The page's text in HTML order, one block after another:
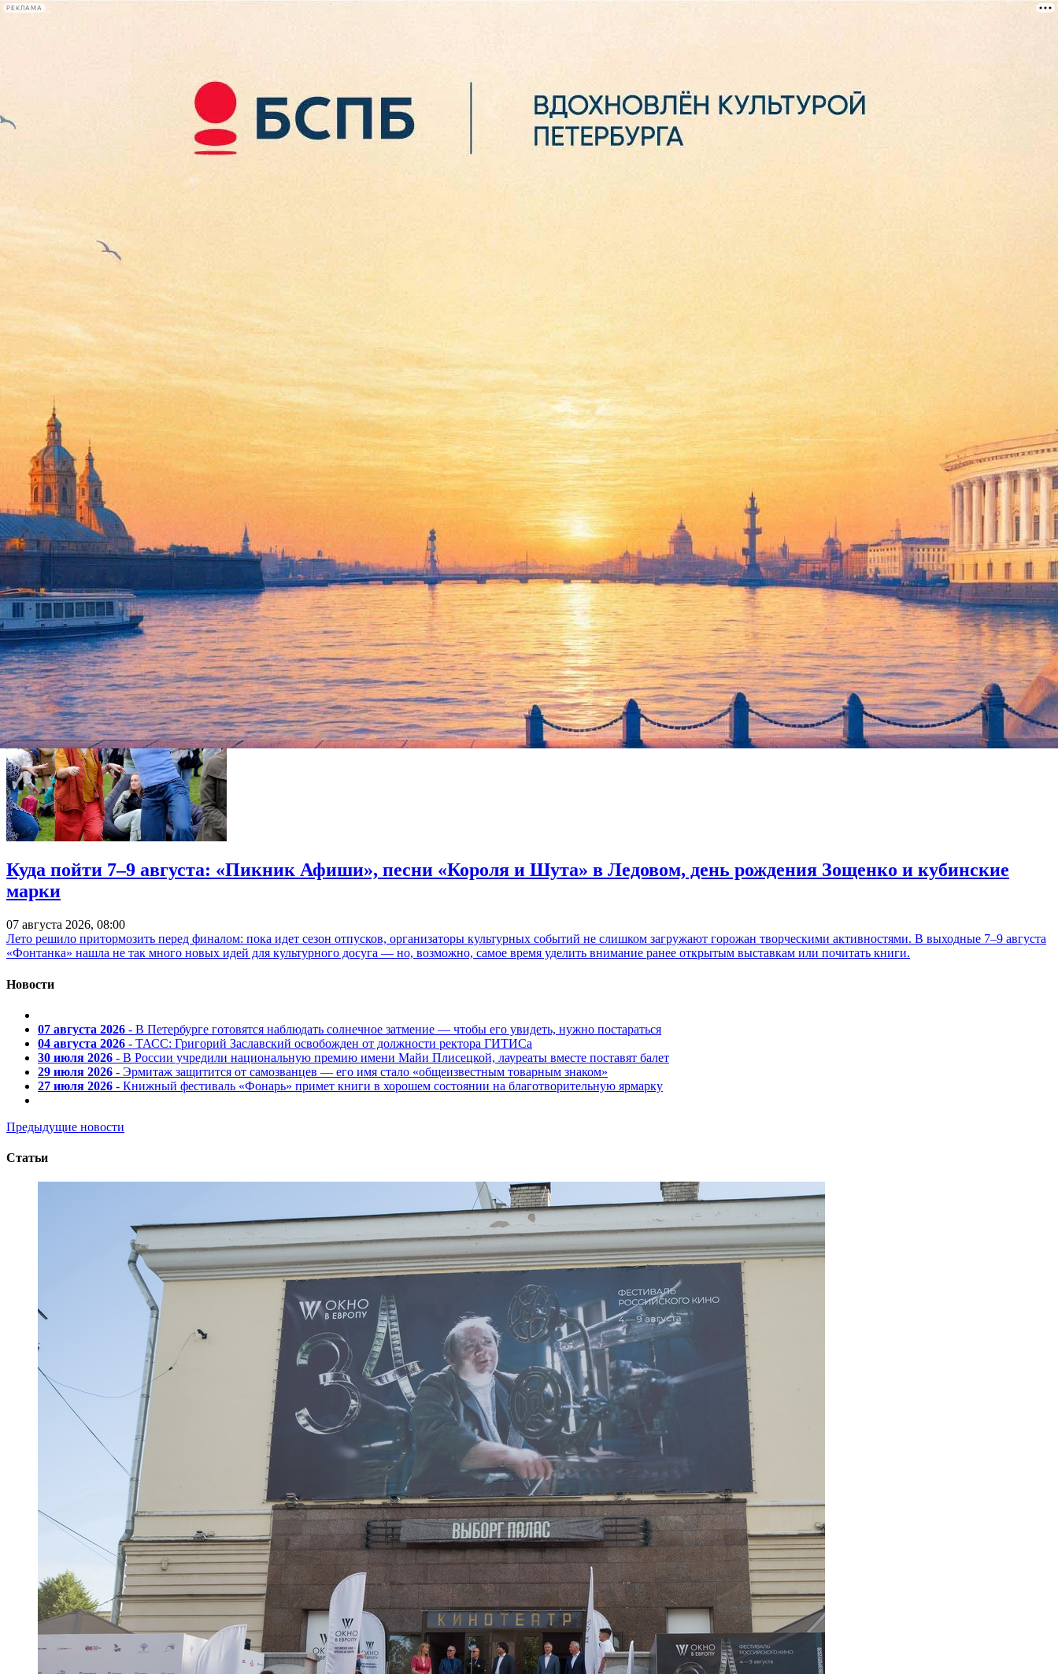
РЕКЛАМА
лекции
книги
"Битва за Севастополь" стала лидером российского проката по сборам
06 апреля 2015,
Российско-украинская лента "Битва за Севастополь", рассказывающая о судьбе легендарного снайпера времен Второй Мировой Людмилы Павличенко, убившей 309 фашистов, заработала за
минувший уик-энд 3,26 миллиона долларов и стала лидером по кассовым сборам. Напомним, что бюджет фильма составил 124 миллиона рублей в ценах 2012 года, на российский экран
вышло 2000 копий, еще 300 копий демонстрируется на Украине.
На втором месте оказалась комедия Таира Мамедова "Женщины против мужчин", ее сборы за минувшие выходные составляют 1,49 миллиона долларов (всего около 1,66 миллиона долларов).
Замыкает тройку лидеров фильм "Призрак", главную роль в котором исполнил Федор Бондарчук: в минувшие выходные лента заработала 1,39 миллиона долларов (всего 5,43 миллиона),
сообщаетРИА Новости.
Куда пойти 7–9 августа: «Пикник Афиши», песни «Короля и Шута» в Ледовом, день рождения Зощенко и кубинские
марки
07 августа 2026, 08:00
Лето решило притормозить перед финалом: пока идет сезон отпусков, организаторы культурных событий не слишком загружают горожан творческими активностями. В выходные 7–9 августа
«Фонтанка» нашла не так много новых идей для культурного досуга — но, возможно, самое время уделить внимание ранее открытым выставкам или почитать книги.
Новости
07 августа 2026 - В Петербурге готовятся наблюдать солнечное затмение — чтобы его увидеть, нужно постараться
04 августа 2026 - ТАСС: Григорий Заславский освобожден от должности ректора ГИТИСа
30 июля 2026 - В России учредили национальную премию имени Майи Плисецкой, лауреаты вместе поставят балет
29 июля 2026 - Эрмитаж защитится от самозванцев — его имя стало «общеизвестным товарным знаком»
27 июля 2026 - Книжный фестиваль «Фонарь» примет книги в хорошем состоянии на благотворительную ярмарку
Предыдущие новости
Статьи